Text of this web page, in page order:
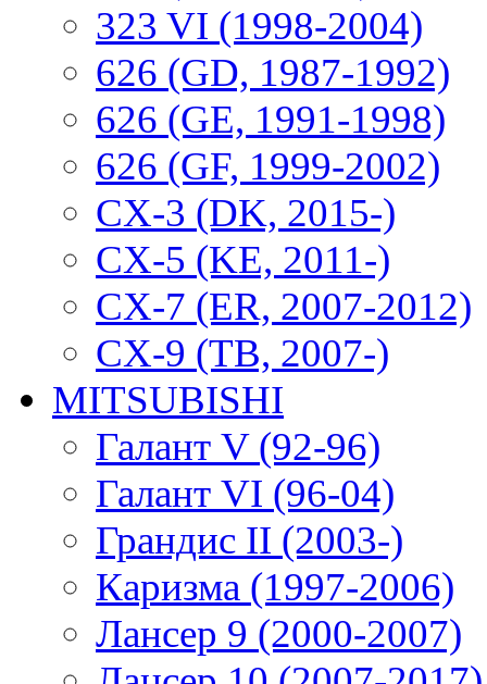
323 VI (1998-2004)
626 (GD, 1987-1992)
626 (GE, 1991-1998)
626 (GF, 1999-2002)
CX-3 (DK, 2015-)
CX-5 (KE, 2011-)
CX-7 (ER, 2007-2012)
CX-9 (TB, 2007-)
MITSUBISHI
Галант V (92-96)
Галант VI (96-04)
Грандис II (2003-)
Каризма (1997-2006)
Лансер 9 (2000-2007)